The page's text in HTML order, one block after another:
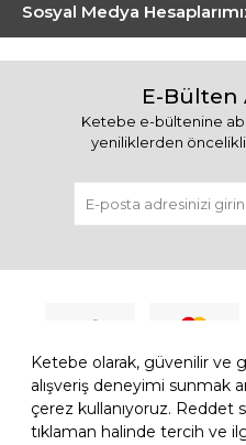
Ketebe olarak, güvenilir ve
alışveriş deneyimi sunmak
çerez kullanıyoruz. Reddet
tıklaman halinde tercih ve
Sosyal Medya
E-Bülten
Ketebe e-bültenine
yeniliklerden